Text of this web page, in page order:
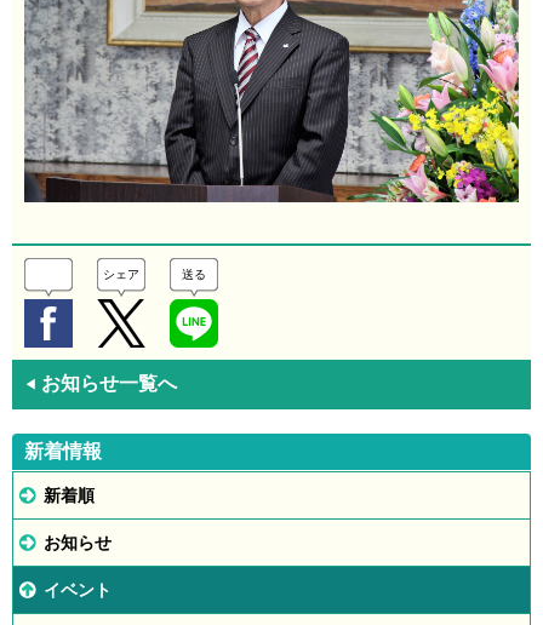
シェア 送る
◀ お知らせ一覧へ
新着情報
新着順
お知らせ
イベント